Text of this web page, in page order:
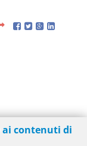
ai contenuti di